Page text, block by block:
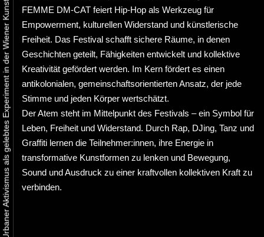
Urbaner Aktivismus als gelebtes Experiment in der Wiener Kunst-, Musik und Clubszene
FEMME DM-CAT feiert Hip-Hop als Werkzeug für
Empowerment, kulturellen Widerstand und künstlerische
Freiheit. Das Festival schafft sichere Räume, in denen
Geschichten geteilt, Fähigkeiten entwickelt und kollektive
Kreativität gefördert werden. Im Kern fördert es einen
antikolonialen, gemeinschaftsorientierten Ansatz, der jede
Stimme und jeden Körper wertschätzt.
Der Atem steht im Mittelpunkt des Festivals – ein Symbol für
Leben, Freiheit und Widerstand. Durch Rap, DJing, Tanz und
Graffiti lernen die Teilnehmer:innen, ihre Energie in
transformative Kunstformen zu lenken und Bewegung,
Sound und Ausdruck zu einer kraftvollen kollektiven Kraft zu
verbinden.